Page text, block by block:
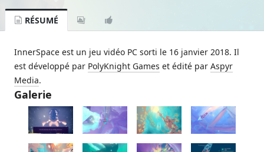
RÉSUMÉ
InnerSpace est un jeu vidéo PC sorti le 16 janvier 2018. Il
est développé par PolyKnight Games et édité par Aspyr
Media.
Galerie